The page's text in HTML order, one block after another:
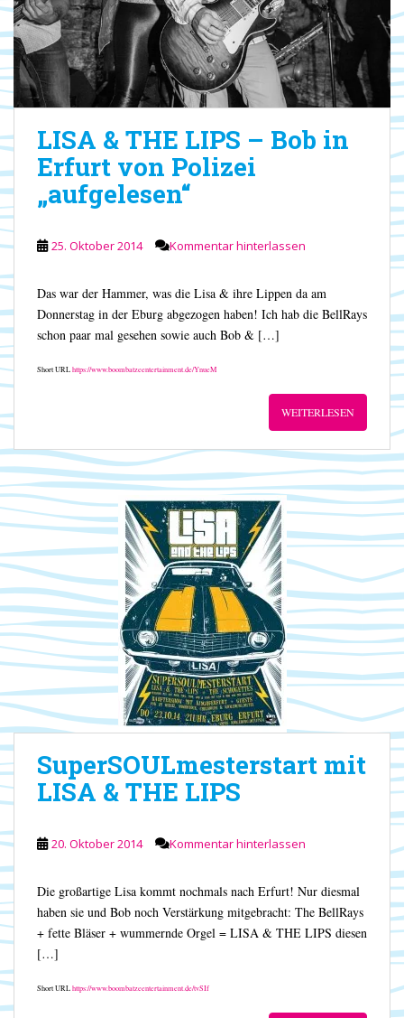
LISA & THE LIPS – Bob in
Erfurt von Polizei
„aufgelesen“
25. Oktober 2014 Kommentar hinterlassen
Das war der Hammer, was die Lisa & ihre Lippen da am
Donnerstag in der Eburg abgezogen haben! Ich hab die BellRays
schon paar mal gesehen sowie auch Bob & […]
Short URLhttps://www.boombatzeentertainment.de/YnueM
WEITERLESEN
SuperSOULmesterstart mit
LISA & THE LIPS
20. Oktober 2014 Kommentar hinterlassen
Die großartige Lisa kommt nochmals nach Erfurt! Nur diesmal
haben sie und Bob noch Verstärkung mitgebracht: The BellRays
+ fette Bläser + wummernde Orgel = LISA & THE LIPS diesen
[…]
Short URLhttps://www.boombatzeentertainment.de/tvSIf